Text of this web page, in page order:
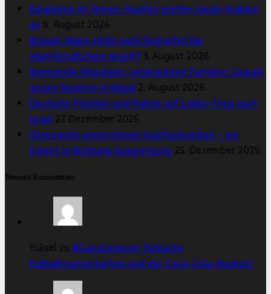
Eskalation im Jemen: Houthis greifen Saudi-Arabien
an 8. August 2026
Brüssel: Mann stirbt nach Eingreifen bei
islamfeindlichem Angriff3. August 2026
Brennende Moscheen, verängstigte Familien: Gewalt
gegen Muslime in Nepal 2. August 2026
Deutsche Politiker und Polizei auf Lobby-Trips nach
Israel 27. Dezember 2025
Österreichs umstrittenes Kopftuchverbot – ein
Schritt in Richtung Ausgrenzung 25. Dezember 2025
Neueste Kommentare
Yüksel zu#GazaGenozid: Türkische
Fußballmannschaften und der Coca-Cola-Boykott